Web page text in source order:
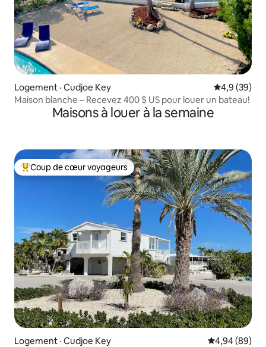
Logement · Cudjoe Key Note
4,9 (39)
Maison blanche – Recevez 400 $ US pour louer un bateau!
Maisons à louer à la semaine
Coup de cœur voyageurs parmi les plus aimés
Coup de cœur voyageurs
Logement · Cudjoe Key Note
4,94 (89)